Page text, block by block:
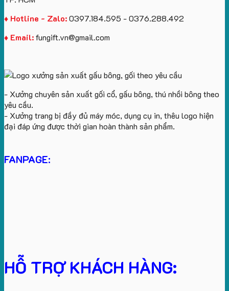
♦ Hotline - Zalo:0397.184.595 - 0376.288.492
♦ Email:fungift.vn@gmail.com
- Xưởng chuyên sản xuất gối cổ, gấu bông, thú nhồi bông theo
yêu cầu.
- Xưởng trang bị đầy đủ máy móc, dụng cụ in, thêu logo hiện
đại đáp ứng được thời gian hoàn thành sản phẩm.
FANPAGE:
HỖ TRỢ KHÁCH HÀNG: